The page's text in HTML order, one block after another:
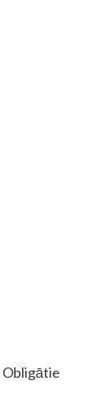
Obligātie